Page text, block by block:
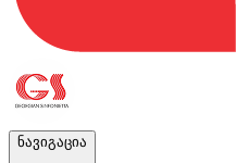
ნავიგაცია